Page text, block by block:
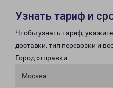
Узнать тариф и
Чтобы узнать тариф,
доставки, тип перевозки и вес
Город отправки
Москва